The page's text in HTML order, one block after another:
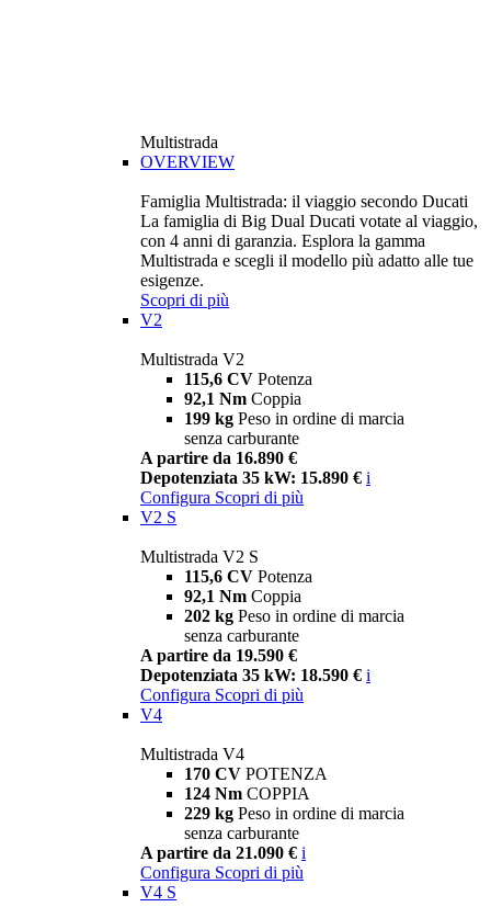
Multistrada
OVERVIEW
Famiglia Multistrada: il viaggio secondo Ducati
La famiglia di Big Dual Ducati votate al viaggio,
con 4 anni di garanzia. Esplora la gamma
Multistrada e scegli il modello più adatto alle tue
esigenze.
Scopri di più
V2
Multistrada V2
115,6 CV Potenza
92,1 Nm Coppia
199 kg Peso in ordine di marcia
senza carburante
A partire da 16.890 €
Depotenziata 35 kW: 15.890 € i
Configura Scopri di più
V2 S
Multistrada V2 S
115,6 CV Potenza
92,1 Nm Coppia
202 kg Peso in ordine di marcia
senza carburante
A partire da 19.590 €
Depotenziata 35 kW: 18.590 € i
Configura Scopri di più
V4
Multistrada V4
170 CV POTENZA
124 Nm COPPIA
229 kg Peso in ordine di marcia
senza carburante
A partire da 21.090 € i
Configura Scopri di più
V4 S